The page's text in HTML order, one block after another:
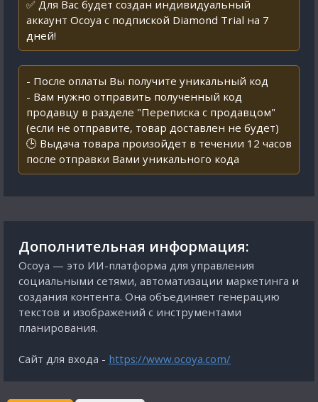
✅ Для Вас будет создан индивидуальный
аккаунт Ocoya с подпиской Diamond Trial на 7
дней!
- После оплаты Вы получите уникальный код
- Вам нужно отправить полученный код
продавцу в разделе "Переписка с продавцом"
(если не отправите, товар доставлен не будет)
🕒 Выдача товара произойдет в течении 12 часов
после отправки Вами уникального кода
Дополнительная информация:
Ocoya — это ИИ-платформа для управления
социальными сетями, автоматизации маркетинга и
создания контента. Она объединяет генерацию
текстов и изображений с инструментами
планирования.
Сайт для входа - https://www.ocoya.com/